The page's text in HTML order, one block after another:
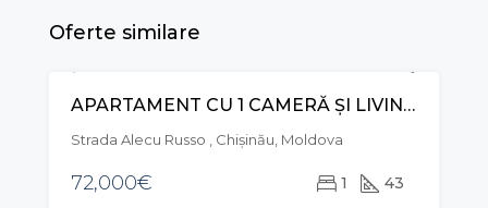
Oferte similare
VÂNZAREAPARTAMENT CU 1 CAMERĂ ȘI LIVING, STR. ALECU RUSSO, RÂȘCANI
Strada Alecu Russo , Chișinău, Moldova
72,000€ 1 43